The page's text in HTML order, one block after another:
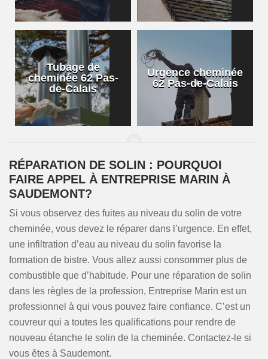
Tubage de
cheminée 62 Pas-
de-Calais
Urgence cheminée
62 Pas-de-Calais
RÉPARATION DE SOLIN : POURQUOI
FAIRE APPEL À ENTREPRISE MARIN À
SAUDEMONT?
Si vous observez des fuites au niveau du solin de votre
cheminée, vous devez le réparer dans l’urgence. En effet,
une infiltration d’eau au niveau du solin favorise la
formation de bistre. Vous allez aussi consommer plus de
combustible que d’habitude. Pour une réparation de solin
dans les règles de la profession, Entreprise Marin est un
professionnel à qui vous pouvez faire confiance. C’est un
couvreur qui a toutes les qualifications pour rendre de
nouveau étanche le solin de la cheminée. Contactez-le si
vous êtes à Saudemont.